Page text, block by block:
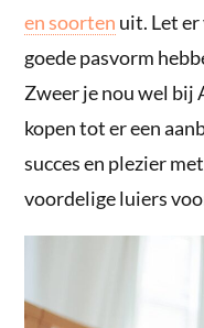
en soorten uit. Let
goede pasvorm
Zweer je nou wel bij
kopen tot er een
succes en plezier
voordelige luiers